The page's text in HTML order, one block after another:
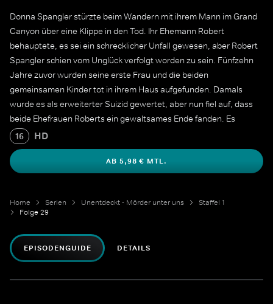
Donna Spangler stürzte beim Wandern mit ihrem Mann im Grand
Canyon über eine Klippe in den Tod. Ihr Ehemann Robert
behauptete, es sei ein schrecklicher Unfall gewesen, aber Robert
Spangler schien vom Unglück verfolgt worden zu sein. Fünfzehn
Jahre zuvor wurden seine erste Frau und die beiden
gemeinsamen Kinder tot in ihrem Haus aufgefunden. Damals
wurde es als erweiterter Suizid gewertet, aber nun fiel auf, dass
beide Ehefrauen Roberts ein gewaltsames Ende fanden. Es
tauchte die Frage auf, ob Robert einfach nur Pech hatte oder ob
etwas Finsteres im Gange war.
16 HD
AB 5,98 € MTL.
Home Serien Unentdeckt - Mörder unter uns
Staffel 1
Folge 29
EPISODENGUIDE DETAILS